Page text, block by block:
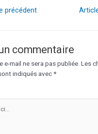
précédent
commentaire
e-mail ne sera pas publiée. Les
indiqués avec*